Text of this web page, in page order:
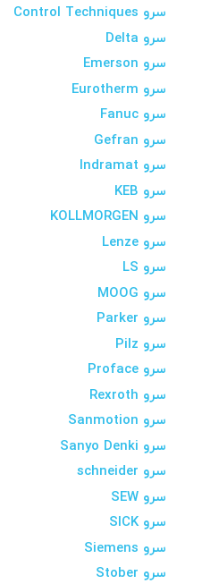
سرو Control Techniques
سرو Delta
سرو Emerson
سرو Eurotherm
سرو Fanuc
سرو Gefran
سرو Indramat
سرو KEB
سرو KOLLMORGEN
سرو Lenze
سرو LS
سرو MOOG
سرو Parker
سرو Pilz
سرو Proface
سرو Rexroth
سرو Sanmotion
سرو Sanyo Denki
سرو schneider
سرو SEW
سرو SICK
سرو Siemens
سرو Stober